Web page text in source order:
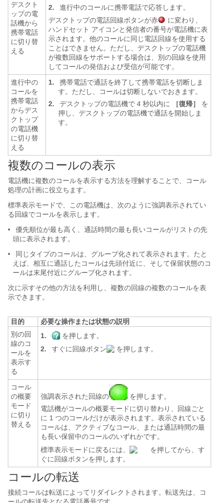
デスクト
ップの電
話機から
携帯電話
に切り替
える
2.
進行中のコールに携帯電話で応答します。
デスクトップの電話回線ボタンが赤
に変わり、
ハンドセット アイコンと発信者の番号が電話機に表
示されます。他のコールに同じ電話回線を使用する
ことはできません。ただし、デスクトップの電話機
が複数回線をサポートする場合は、別の回線を使用
してコールの発信および受信が可能です。
進行中の
コールを
携帯電話
からデス
クトップ
の電話機
に切り替
える
1.
携帯電話で通話を終了して携帯電話を切断しま
す。ただし、コールは切断しないでおきます。
2.
デスクトップの電話機で 4 秒以内に ［復帰］
を
押し、デスクトップの電話機で通話を開始しま
す。
複数のコールの表示
電話機に複数のコールを表示する方法を理解することで、コール
処理の計画に役立ちます。
標準表示モードで、この電話機は、次のように強調表示されてい
る回線でコールを表示します。
•
優先順位が最も高く、通話時間の最も長いコールがリストの先
頭に表示されます。
•
同じタイプのコールは、グループ化されて表示されます。たと
えば、相互に通話したコールは先頭付近に、そして保留状態のコ
ールは末尾付近にグループ化されます。
次に示すその他の方法を利用し、複数の回線の複数のコールを表
示できます。
目的
必要な操作または状態の説明
別の回
線のコ
ールを
表示す
る
1.
を押します。
2.
すぐに回線ボタン を押します。
コール
の概要
モード
に切り
替える
強調表示された回線の
を押します。
電話機がコールの概要モードに切り替わり、回線ごと
に 1 つのコールだけが表示されます。表示されている
コールは、アクティブなコール、または通話時間の最
も長い保留中のコールのいずれかです。
標準表示モードに戻るには、
を押してから、す
ぐに回線ボタンを押します。
コールの転送
接続コールは転送によってリダイレクトされます。転送先は、コ